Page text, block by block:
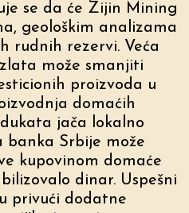
se da će Zijin Mining
geološkim analizama
rudnih rezervi. Veća
može smanjiti
proizvoda u
domaćih
jača lokalno
Srbije može
kupovinom domaće
dinar. Uspešni
privući dodatne